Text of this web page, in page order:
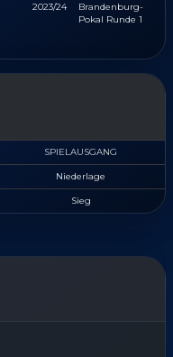
2023/24
Brandenburg-
Pokal Runde 1
SPIELAUSGANG
Niederlage
Sieg